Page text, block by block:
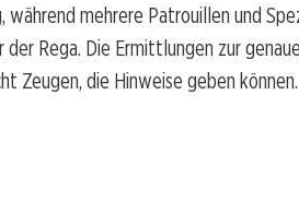
mehrere Patrouillen und
Rega. Die Ermittlungen zur
Zeugen, die Hinweise geben können.